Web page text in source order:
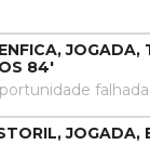
JOGADA,
84'
JOGADA,